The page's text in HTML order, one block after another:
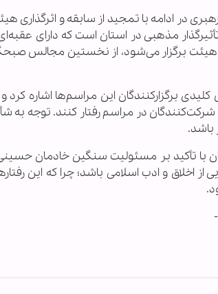
در ادامه با تمجید از سابقه و اثرگذاری
مذهبی در استان است که دارای
برگزار می‌شود، از نخستین مجالس
برگزارکنندگان این مراسم‌ها اشاره کرد
و شرکت‌کنندگان در مراسم رفتار کنند.
باشد.
با تأکید بر مسئولیت سنگین خادمان
از اخلاق و ادب اسلامی باشد؛ چرا که این